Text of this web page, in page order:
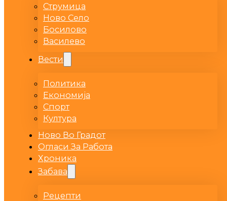
Струмица
Ново Село
Босилово
Василево
Вести
Политика
Економија
Спорт
Култура
Ново Во Градот
Огласи За Работа
Хроника
Забава
Рецепти